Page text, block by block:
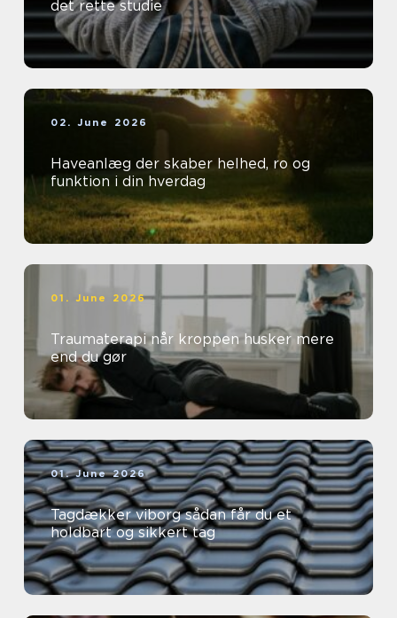
det rette studie
02. June 2026
Haveanlæg der skaber helhed, ro og
funktion i din hverdag
01. June 2026
Traumaterapi når kroppen husker mere
end du gør
01. June 2026
Tagdækker viborg sådan får du et
holdbart og sikkert tag